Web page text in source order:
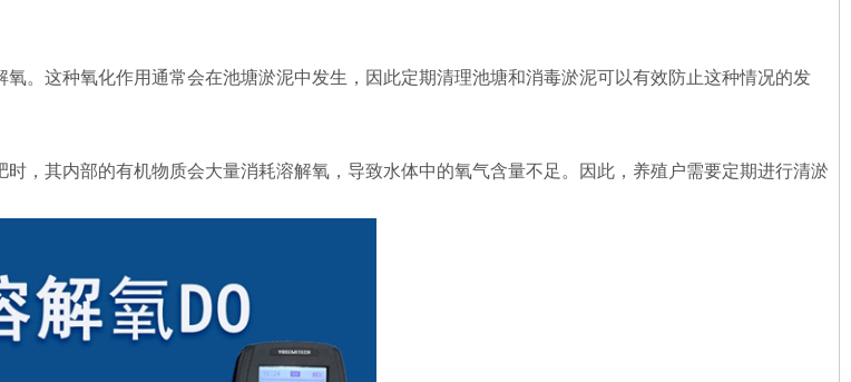
。这种氧化作用通常会在池塘淤泥中发生，因此定期清理池塘和消毒淤泥可以有效防止这种情况的发
，其内部的有机物质会大量消耗溶解氧，导致水体中的氧气含量不足。因此，养殖户需要定期进行清淤